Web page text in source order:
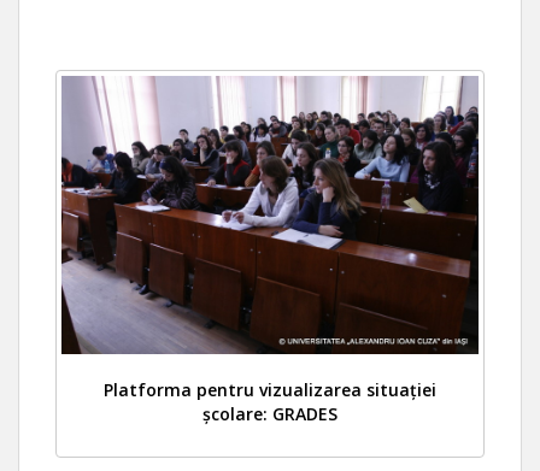
Platforma pentru vizualizarea situației
școlare: GRADES